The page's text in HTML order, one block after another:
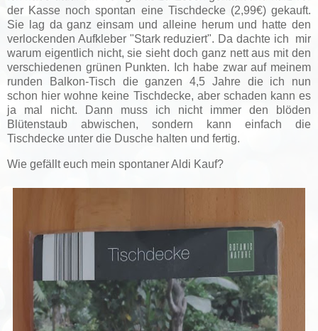
der Kasse noch spontan eine Tischdecke (2,99€) gekauft.
Sie lag da ganz einsam und alleine herum und hatte den
verlockenden Aufkleber "Stark reduziert". Da dachte ich mir
warum eigentlich nicht, sie sieht doch ganz nett aus mit den
verschiedenen grünen Punkten. Ich habe zwar auf meinem
runden Balkon-Tisch die ganzen 4,5 Jahre die ich nun
schon hier wohne keine Tischdecke, aber schaden kann es
ja mal nicht. Dann muss ich nicht immer den blöden
Blütenstaub abwischen, sondern kann einfach die
Tischdecke unter die Dusche halten und fertig.
Wie gefällt euch mein spontaner Aldi Kauf?